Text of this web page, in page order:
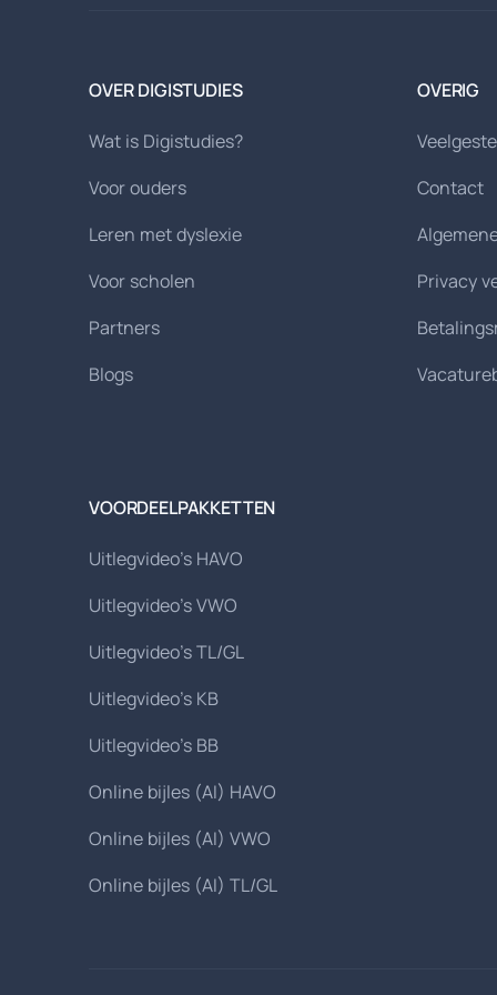
OVER DIGISTUDIES
Wat is Digistudies?
Voor ouders
Leren met dyslexie
Voor scholen
Partners
Blogs
OVERIG
Contact
Privacy
VOORDEELPAKKETTEN
Uitlegvideo's HAVO
Uitlegvideo's VWO
Uitlegvideo's TL/GL
Uitlegvideo's KB
Uitlegvideo's BB
Online bijles (AI) HAVO
Online bijles (AI) VWO
Online bijles (AI) TL/GL